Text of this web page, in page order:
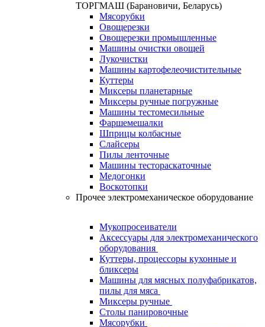
ТОРГМАШ (Барановичи, Беларусь)
Мясорубки
Овощерезки
Овощерезки промышленные
Машины очистки овощей
Лукочистки
Машины картофелеочистительные
Куттеры
Миксеры планетарные
Миксеры ручные погружные
Машины тестомесильные
Фаршемешалки
Шприцы колбасные
Слайсеры
Пилы ленточные
Машины тестораскаточные
Медогонки
Воскотопки
Прочее электромеханическое оборудование
Мукопросеиватели
Аксессуары для электромеханического
оборудования
Куттеры, процессоры кухонные и
бликсеры
Машины для мясных полуфабрикатов,
пилы для мяса
Миксеры ручные
Столы панировочные
Мясорубки